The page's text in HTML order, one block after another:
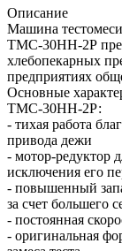
Описание
Машина
ТМС-30НН-2Р
хлебопекарных
предприятиях
Основные
ТМС-30НН-2Р:
- тихая работа
привода дежи
- мотор-редуктор
исключения его
- повышенный
за счет большего
- постоянная
- оригинальная